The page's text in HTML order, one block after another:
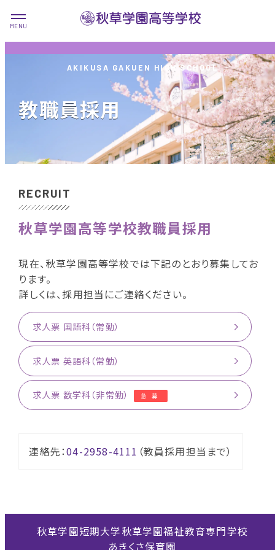
教職員採用
RECRUIT
秋草学園高等学校教職員採用
現在、秋草学園高等学校では下記のとおり募集してお
ります。
詳しくは、採用担当にご連絡ください。
求人票 国語科（常勤）
求人票 英語科（常勤）
求人票 数学科（非常勤） 急募
連絡先：04-2958-4111 （教員採用担当まで）
秋草学園短期大学秋草学園福祉教育専門学校
あきくさ保育園